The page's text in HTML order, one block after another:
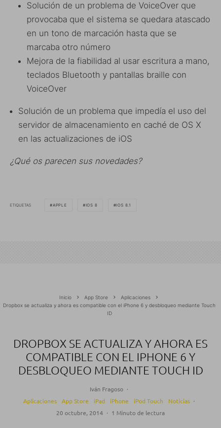
Solución de un problema de VoiceOver que
provocaba que el sistema se quedara atascado
en un tono de marcación hasta que se
marcaba otro número
Mejora de la fiabilidad al usar escritura a mano,
teclados Bluetooth y pantallas braille con
VoiceOver
Solución de un problema que impedía el uso del
servidor de almacenamiento en caché de OS X
en las actualizaciones de iOS
¿Qué os parecen sus novedades?
ETIQUETAS APPLE IOS 8 IOS 8.1
Inicio App Store
Aplicaciones
Dropbox se actualiza y ahora es compatible con el iPhone 6 y desbloqueo mediante Touch
ID
DROPBOX SE ACTUALIZA Y AHORA ES
COMPATIBLE CON EL IPHONE 6 Y
DESBLOQUEO MEDIANTE TOUCH ID
Iván Fragoso ·
Aplicaciones
App Store iPad iPhone iPod Touch Noticias ·
20 octubre, 2014 · 1 Minuto de lectura